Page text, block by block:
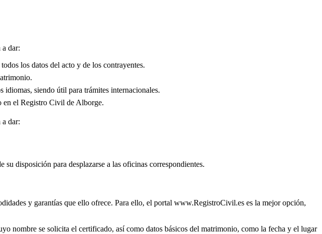
dar:
los datos del acto y de los contrayentes.
idiomas, siendo útil para trámites internacionales.
en el Registro Civil de Alborge.
dar:
disposición para desplazarse a las oficinas correspondientes.
y garantías que ello ofrece. Para ello, el portal www.RegistroCivil.es es la mejor opción,
nombre se solicita el certificado, así como datos básicos del matrimonio, como la fecha y el lugar